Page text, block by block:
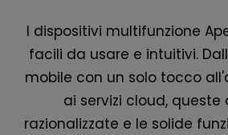
I dispositivi multifunzione
facili da usare e intuitivi.
mobile con un solo tocco
ai servizi cloud, queste
razionalizzate e le solide